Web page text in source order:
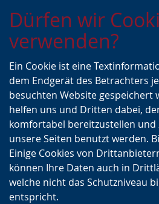
Zur
Zur
Zum
Inhalt
Dürfen wir
verwenden?
Ein Cookie ist eine
dem Endgerät des Betrachters
besuchten Website gespeichert
helfen uns und Dritten dabei,
komfortabel bereitzustellen und
unsere Seiten benutzt werden.
Einige Cookies von
können Ihre Daten auch in
welche nicht das Schutzniveau
entspricht.